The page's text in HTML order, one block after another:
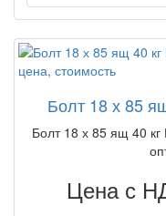
Болт 18 х 85
Болт 18 х 85 ящ 40
Цена с